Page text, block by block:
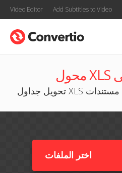
Video Editor Add Subtitles to Video
اختر الملفات